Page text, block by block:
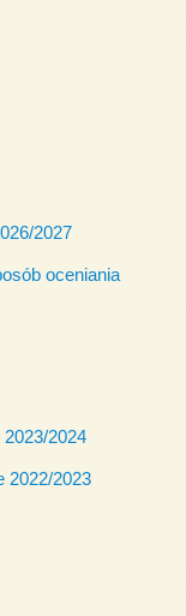
2027
oceniania
2024
2022/2023